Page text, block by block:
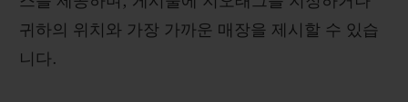
귀하의 위치와 가장 가까운 매장을 제시할 수 있습
니다.